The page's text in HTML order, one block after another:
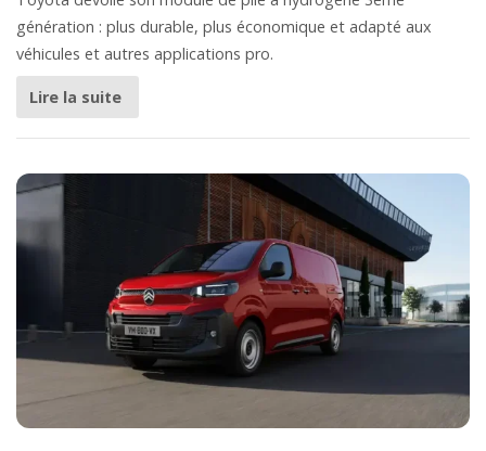
génération : plus durable, plus économique et adapté aux
véhicules et autres applications pro.
Lire la suite